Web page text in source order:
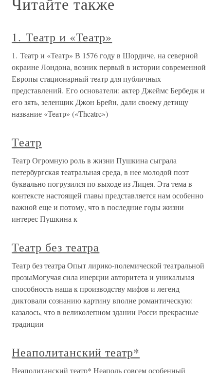
1. Театр и «Театр»
1. Театр и «Театр» В 1576 году в Шордиче, на северной
окраине Лондона, возник первый в истории современной
Европы стационарный театр для публичных
представлений. Его основатели: актер Джеймс Бербедж и
его зять, зеленщик Джон Брейн, дали своему детищу
название «Театр» («Theatre»)
Театр
Театр Огромную роль в жизни Пушкина сыграла
петербургская театральная среда, в нее молодой поэт
буквально погрузился по выходе из Лицея. Эта тема в
контексте настоящей главы представляется нам особенно
важной еще и потому, что в последние годы жизни
интерес Пушкина к
Театр без театра
Театр без театра Опыт лирико-полемической театральной
прозыМогучая сила инерции авторитета и уникальная
способность наша к производству мифов и легенд
диктовали сознанию картину вполне романтическую:
казалось, что в великолепном здании Росси прекрасные
традиции
Неаполитанский театр*
Неаполитанский театр* Неаполь совсем особенный